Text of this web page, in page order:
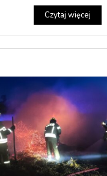
Czytaj więcej